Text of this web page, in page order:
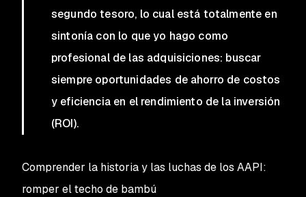
segundo tesoro, lo cual está totalmente en
sintonía con lo que yo hago como
profesional de las adquisiciones: buscar
siempre oportunidades de ahorro de costos
y eficiencia en el rendimiento de la inversión
(ROI).
Comprender la historia y las luchas de los AAPI:
romper el techo de bambú